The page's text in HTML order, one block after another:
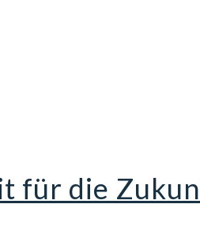
für die